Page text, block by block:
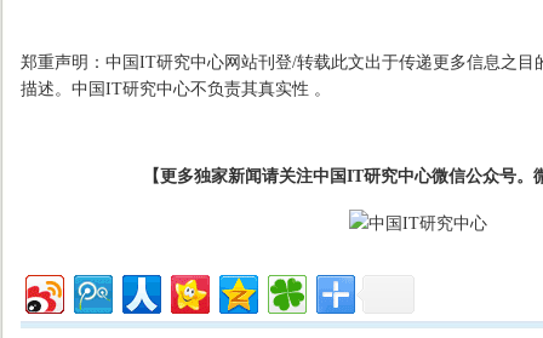
郑重声明：中国IT研究中心网站刊登/转载此文出于传递更多信息之
描述。中国IT研究中心不负责其真实性 。
【更多独家新闻请关注中国IT研究中心微信公众号。